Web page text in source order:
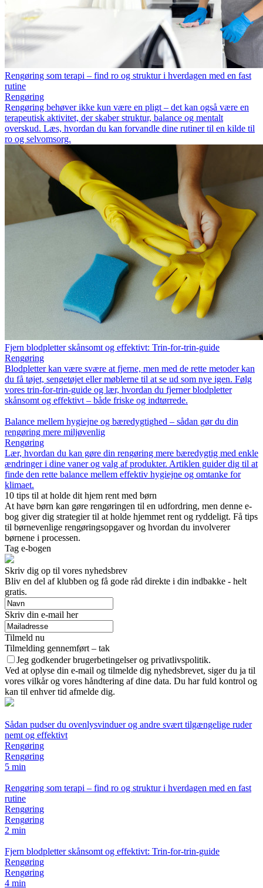
Rengøring som terapi – find ro og struktur i hverdagen med en fast
rutine
Rengøring
Rengøring behøver ikke kun være en pligt – det kan også være en
terapeutisk aktivitet, der skaber struktur, balance og mentalt
overskud. Læs, hvordan du kan forvandle dine rutiner til en kilde til
ro og selvomsorg.
Fjern blodpletter skånsomt og effektivt: Trin-for-trin-guide
Rengøring
Blodpletter kan være svære at fjerne, men med de rette metoder kan
du få tøjet, sengetøjet eller møblerne til at se ud som nye igen. Følg
vores trin-for-trin-guide og lær, hvordan du fjerner blodpletter
skånsomt og effektivt – både friske og indtørrede.
Balance mellem hygiejne og bæredygtighed – sådan gør du din
rengøring mere miljøvenlig
Rengøring
Lær, hvordan du kan gøre din rengøring mere bæredygtig med enkle
ændringer i dine vaner og valg af produkter. Artiklen guider dig til at
finde den rette balance mellem effektiv hygiejne og omtanke for
klimaet.
10 tips til at holde dit hjem rent med børn
At have børn kan gøre rengøringen til en udfordring, men denne e-
bog giver dig strategier til at holde hjemmet rent og ryddeligt. Få tips
til børnevenlige rengøringsopgaver og hvordan du involverer
børnene i processen.
Tag e-bogen
Skriv dig op til vores nyhedsbrev
Bliv en del af klubben og få gode råd direkte i din indbakke - helt
gratis.
Skriv din e-mail her
Tilmeld nu
Tilmelding gennemført – tak
Jeg godkender brugerbetingelser og privatlivspolitik.
Ved at oplyse din e-mail og tilmelde dig nyhedsbrevet, siger du ja til
vores vilkår og vores håndtering af dine data. Du har fuld kontrol og
kan til enhver tid afmelde dig.
Sådan pudser du ovenlysvinduer og andre svært tilgængelige ruder
nemt og effektivt
Rengøring
Rengøring
5 min
Rengøring som terapi – find ro og struktur i hverdagen med en fast
rutine
Rengøring
Rengøring
2 min
Fjern blodpletter skånsomt og effektivt: Trin-for-trin-guide
Rengøring
Rengøring
4 min